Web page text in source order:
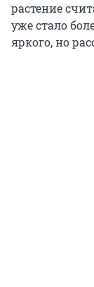
растение
уже стало
яркого, но